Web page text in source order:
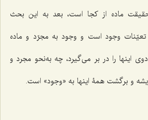
ماده از کجا است، بعد به این بحث
تعیّنات وجود است و وجود به مجرّد و ماده
اینها را در بر می‌گیرد، چه به‌نحو مجرد و
و برگشت همۀ اینها به «وجود» است.